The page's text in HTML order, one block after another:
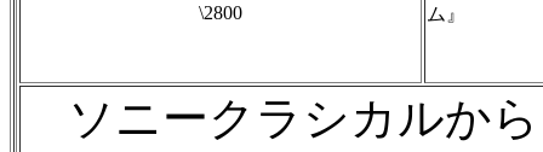
\2800
ム』
ソニークラシカルか